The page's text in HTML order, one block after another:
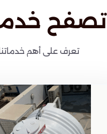
تصفح
تعرف على أهم خدماتنا